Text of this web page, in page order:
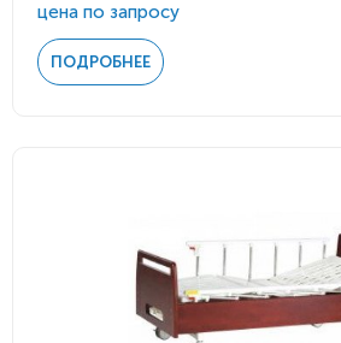
цена по запросу
ПОДРОБНЕЕ